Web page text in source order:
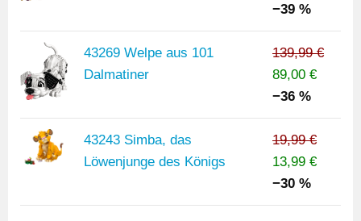
−39 %
43269 Welpe aus 101
Dalmatiner
139,99 €
89,00 €
−36 %
43243 Simba, das
Löwenjunge des Königs
19,99 €
13,99 €
−30 %